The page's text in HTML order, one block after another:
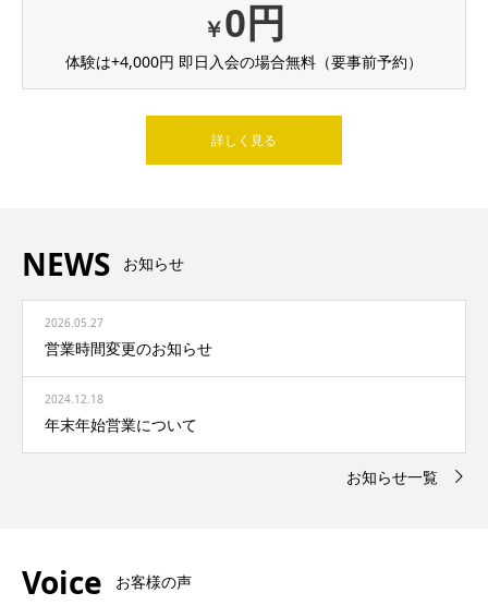
￥0円
体験は+4,000円 即日入会の場合無料（要事前予約）
詳しく見る
NEWS お知らせ
2026.05.27
営業時間変更のお知らせ
2024.12.18
年末年始営業について
お知らせ一覧
Voice お客様の声